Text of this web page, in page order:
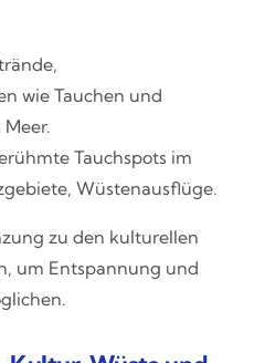
wie Tauchen und
Tauchspots im
Wüstenausflüge.
zu den kulturellen
um Entspannung und